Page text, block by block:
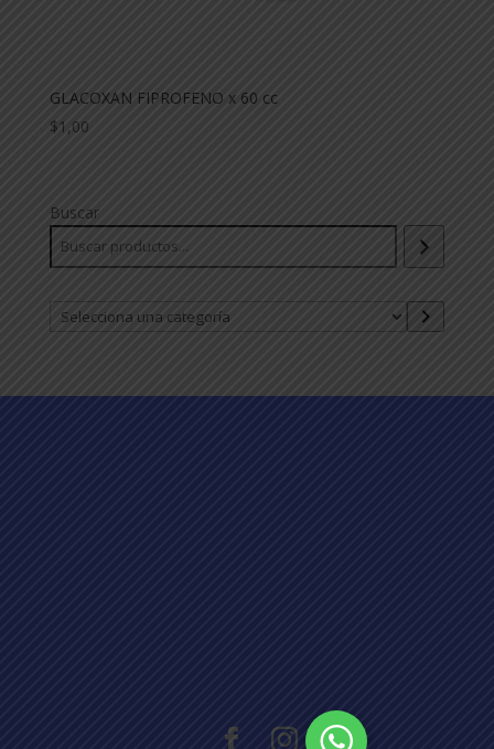
GLACOXAN FIPROFENO x 60 cc
$1,00
Buscar
Selecciona
una